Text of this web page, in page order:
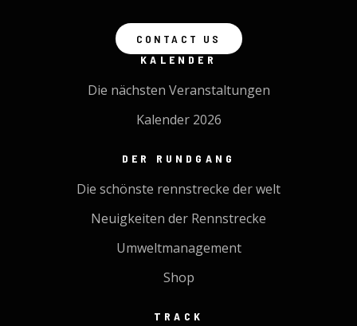
CONTACT US
KALENDER
Die nächsten Veranstaltungen
Kalender 2026
DER RUNDGANG
Die schönste rennstrecke der welt
Neuigkeiten der Rennstrecke
Umweltmanagement
Shop
TRACK